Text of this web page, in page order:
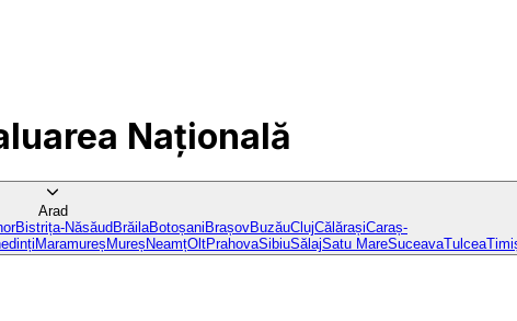
Națională
Arad
Bistrița-NăsăudBrăilaBotoșaniBrașovBuzăuClujCălărașiCaraș-
MaramureșMureșNeamțOltPrahovaSibiuSălajSatu MareSuceavaTulcea